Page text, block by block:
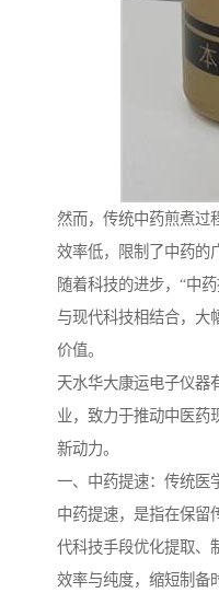
然而，传统中药煎煮过
效率低，限制了中药的
随着科技的进步，“中
与现代科技相结合，大
价值。
天水华大康运电子仪器
业，致力于推动中医药
新动力。
一、中药提速：传统医
中药提速，是指在保留
代科技手段优化提取、
效率与纯度，缩短制备